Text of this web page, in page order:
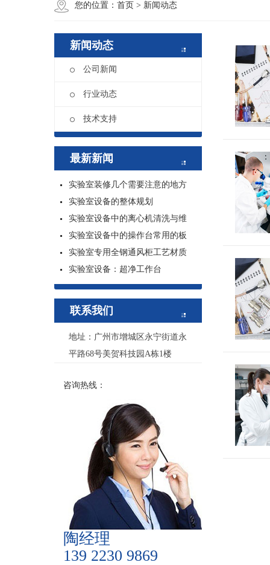
您的位置： 首页 > 新闻动态
新闻动态
公司新闻
行业动态
技术支持
最新新闻
实验室装修几个需要注意的地方
实验室设备的整体规划
实验室设备中的离心机清洗与维
实验室设备中的操作台常用的板
实验室专用全钢通风柜工艺材质
实验室设备：超净工作台
联系我们
地址：广州市增城区永宁街道永
平路68号美贺科技园A栋1楼
咨询热线：
陶经理
139 2230 9869